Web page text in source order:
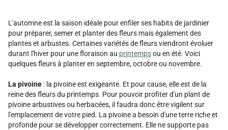
L'automne est la saison idéale pour enfiler ses habits de jardinier
pour préparer, semer et planter des fleurs mais également des
plantes et arbustes. Certaines variétés de fleurs viendront évoluer
durant l'hiver pour une floraison au printempsou en été. Voici
quelques fleurs à planter en septembre, octobre ou novembre.
La pivoine : la pivoine est exigeante. Et pour cause, elle est de la
reine des fleurs du printemps. Pour pouvoir profiter d'un plant de
pivoine arbustives ou herbacées, il faudra donc être vigilent sur
l'emplacement de votre pied. La pivoine a besoin d'une terre riche et
profonde pour se développer correctement. Elle ne supporte pas